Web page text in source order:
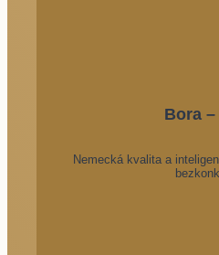
Bora
Nemecká kvalita a